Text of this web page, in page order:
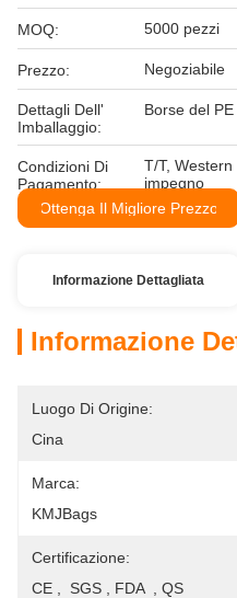
MOQ: 5000 pezzi
Prezzo: Negoziabile
Dettagli Dell'
Imballaggio:
Borse del
Condizioni Di
Pagamento:
T/T, Western
impegno
Ottenga Il Migliore Prezzo
Informazione Dettagliata
Informazione
Luogo Di Origine:
Cina
Marca:
KMJBags
Certificazione:
CE ,  SGS , FDA  , QS